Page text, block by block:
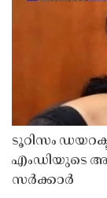
ടൂറിസം
എംഡിയുടെ
സർക്കാർ